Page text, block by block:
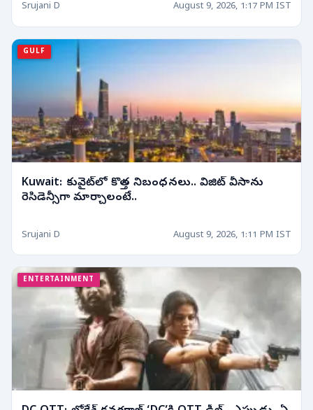
Srujani D August 9, 2026, 1:17 PM IST
GULF
Kuwait: కువైట్‌లో కొత్త నిబంధనలు.. విజిట్ వీసాను
రెసిడెన్సీగా మార్చాలంటే..
Srujani D August 9, 2026, 1:11 PM IST
ENTERTAINMENT